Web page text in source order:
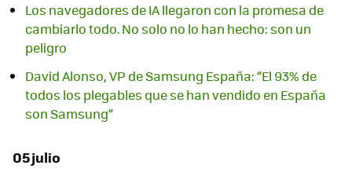
Los navegadores de IA llegaron con la promesa de
cambiarlo todo. No solo no lo han hecho: son un
peligro
David Alonso, VP de Samsung España: “El 93% de
todos los plegables que se han vendido en España
son Samsung”
05 julio